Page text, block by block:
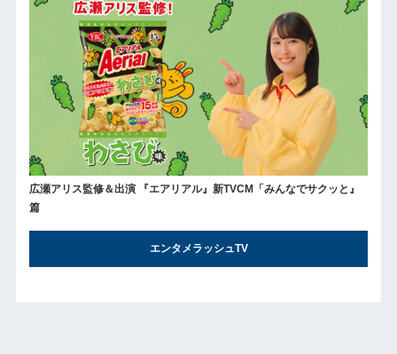
広瀬アリス監修＆出演 『エアリアル』新TVCM「みんなでサクッと』
篇
エンタメラッシュTV